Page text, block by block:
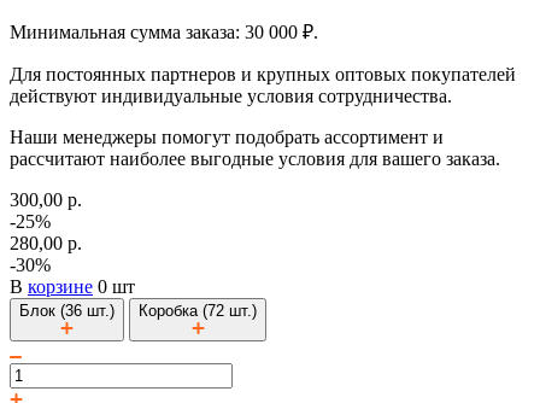
Минимальная сумма заказа: 30 000 ₽.
Для постоянных партнеров и крупных оптовых покупателей
действуют индивидуальные условия сотрудничества.
Наши менеджеры помогут подобрать ассортимент и
рассчитают наиболее выгодные условия для вашего заказа.
300,00 р.
-25%
280,00 р.
-30%
В корзине 0 шт
Блок (36 шт.) Коробка (72 шт.)